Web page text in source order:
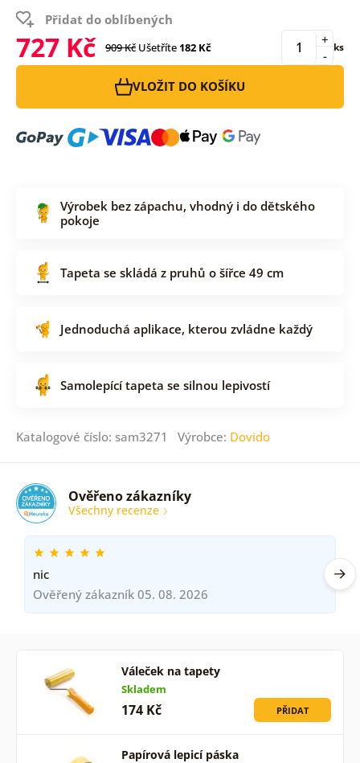
Přidat do oblíbených
727 Kč 909 Kč Ušetříte182 Kč -
+ ks
VLOŽIT DO KOŠÍKU
Výrobek bez zápachu, vhodný i do dětského
pokoje
Tapeta se skládá z pruhů o šířce 49 cm
Jednoduchá aplikace, kterou zvládne každý
Samolepící tapeta se silnou lepivostí
Katalogové číslo: sam3271 Výrobce: Dovido
Ověřeno zákazníky
Všechny recenze
nic
Ověřený zákazník 05. 08. 2026
Váleček na tapety
Skladem
174 Kč PŘIDAT
Papírová lepicí páska